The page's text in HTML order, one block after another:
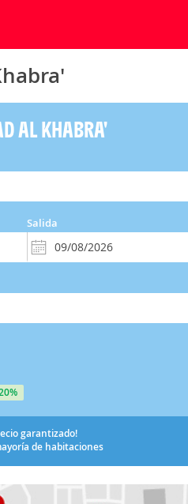
AL KHABRA'
Salida
garantizado!
de habitaciones